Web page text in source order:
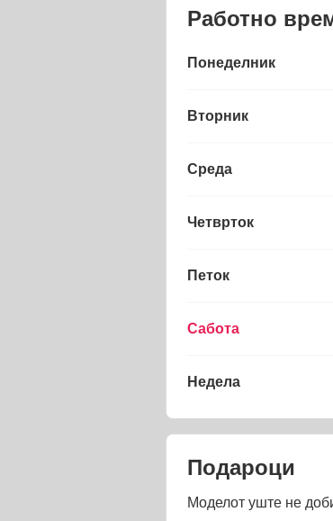
Работно
Понеделник
Вторник
Среда
Четврток
Петок
Сабота
Недела
Подароци
Моделот уште не